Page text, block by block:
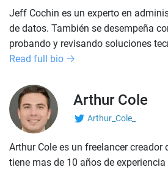
Jeff Cochin es un experto en
de datos. También se desempeña
probando y revisando soluciones
Read full bio
Arthur Cole
Arthur_Cole_
Arthur Cole es un freelancer creador
tiene mas de 10 años de